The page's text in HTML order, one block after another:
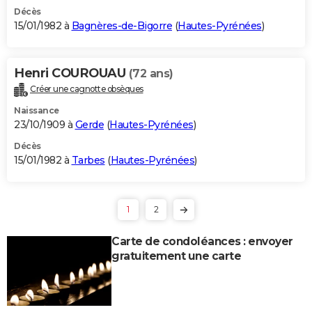
Décès
15/01/1982 à Bagnères-de-Bigorre (Hautes-Pyrénées)
Henri COUROUAU (72 ans)
Créer une cagnotte obsèques
Naissance
23/10/1909 à Gerde (Hautes-Pyrénées)
Décès
15/01/1982 à Tarbes (Hautes-Pyrénées)
1 2
Carte de condoléances : envoyer
gratuitement une carte